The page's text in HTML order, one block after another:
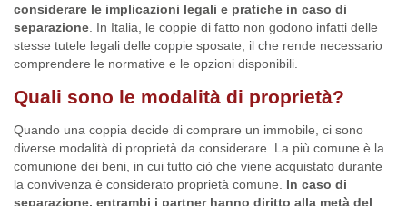
considerare le implicazioni legali e pratiche in caso di
separazione . In Italia, le coppie di fatto non godono infatti delle
stesse tutele legali delle coppie sposate, il che rende necessario
comprendere le normative e le opzioni disponibili.
Quali sono le modalità di proprietà?
Quando una coppia decide di comprare un immobile, ci sono
diverse modalità di proprietà da considerare. La più comune è la
comunione dei beni, in cui tutto ciò che viene acquistato durante
la convivenza è considerato proprietà comune. In caso di
separazione, entrambi i partner hanno diritto alla metà del